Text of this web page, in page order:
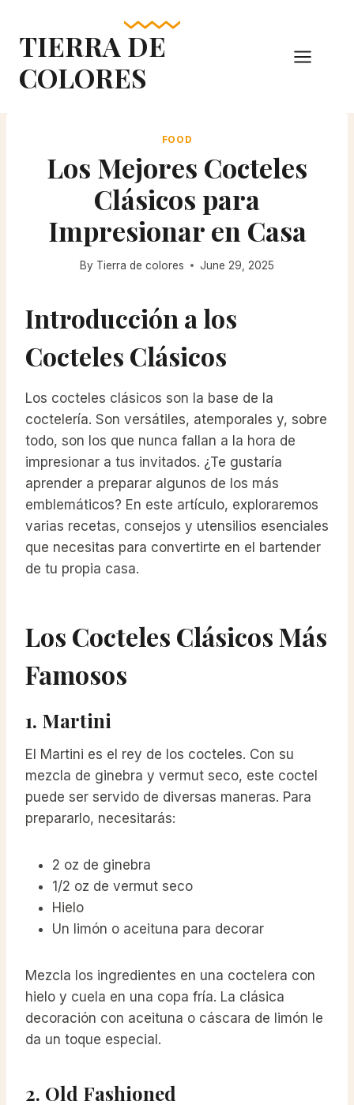
content
TIERRA DE
COLORES
FOOD
Los Mejores Cocteles
Clásicos para
Impresionar en Casa
By Tierra de colores June 29, 2025
Introducción a los
Cocteles Clásicos
Los cocteles clásicos son la base de la
coctelería. Son versátiles, atemporales y, sobre
todo, son los que nunca fallan a la hora de
impresionar a tus invitados. ¿Te gustaría
aprender a preparar algunos de los más
emblemáticos? En este artículo, exploraremos
varias recetas, consejos y utensilios esenciales
que necesitas para convertirte en el bartender
de tu propia casa.
Los Cocteles Clásicos Más
Famosos
1. Martini
El Martini es el rey de los cocteles. Con su
mezcla de ginebra y vermut seco, este coctel
puede ser servido de diversas maneras. Para
prepararlo, necesitarás:
2 oz de ginebra
1/2 oz de vermut seco
Hielo
Un limón o aceituna para decorar
Mezcla los ingredientes en una coctelera con
hielo y cuela en una copa fría. La clásica
decoración con aceituna o cáscara de limón le
da un toque especial.
2. Old Fashioned